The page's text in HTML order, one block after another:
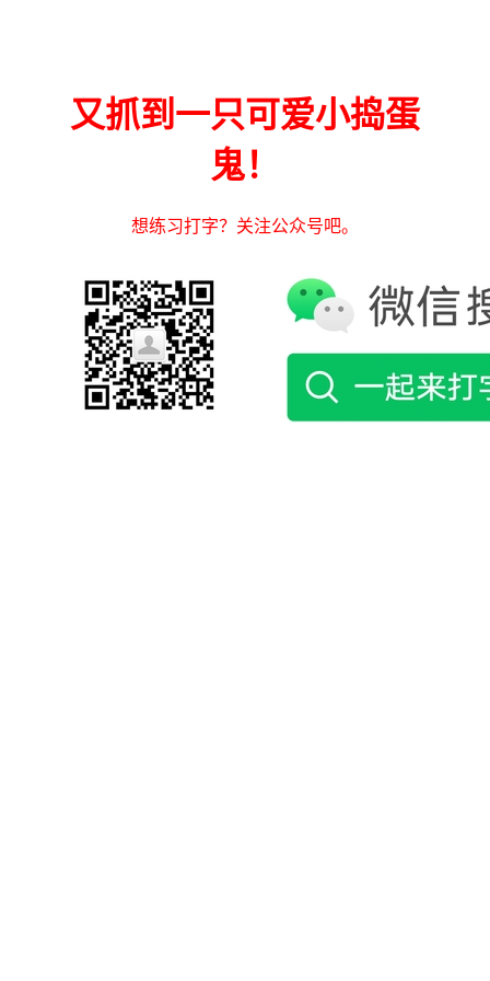
又抓到一只可爱小捣蛋
鬼！
想练习打字？关注公众号吧。